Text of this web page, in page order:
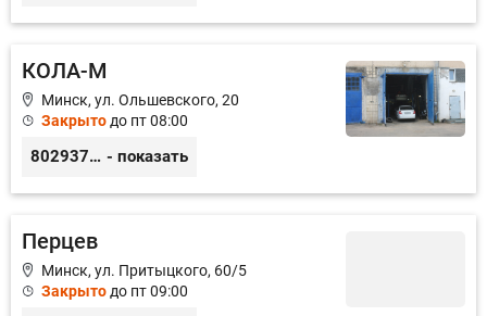
КОЛА-М
Минск, ул. Ольшевского, 20
Закрыто до пт 08:00
80293711037 - показать
Перцев
Минск, ул. Притыцкого, 60/5
Закрытодо пт 09:00